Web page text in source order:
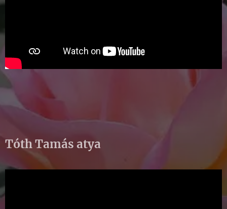
Tóth Tamás atya